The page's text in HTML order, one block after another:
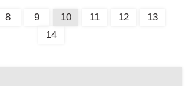
8 9 10 11 12
13
14